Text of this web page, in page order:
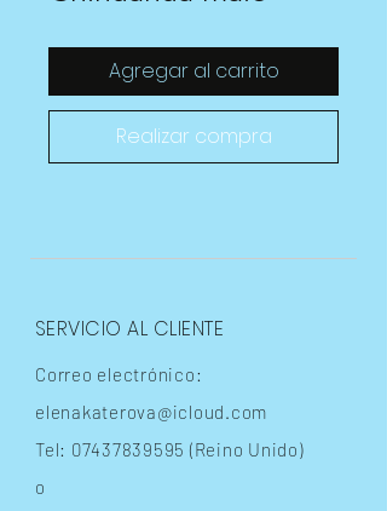
Agregar al carrito
Realizar compra
SERVICIO AL CLIENTE
Correo electrónico:
elenakaterova@icloud.com
Tel: 07437839595 (Reino Unido)
o